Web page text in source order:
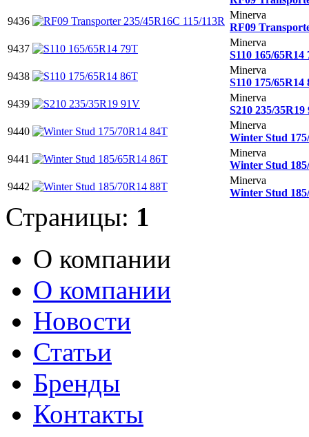
9436
Minerva
RF09
9437
Minerva
S110 165/65R14
9438
Minerva
S110 175/65R14
9439
Minerva
S210 235/35R19
9440
Minerva
Winter Stud
9441
Minerva
Winter Stud
9442
Minerva
Winter Stud
Страницы: 1
О компании
О компании
Новости
Статьи
Бренды
Контакты